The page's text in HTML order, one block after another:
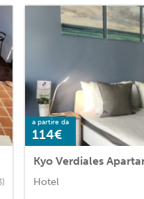
a partire da
114€
Kyo Verdiales
Hotel